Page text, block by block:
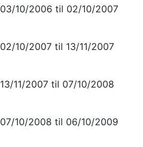
03/10/2006 til 02/10/2007
02/10/2007 til 13/11/2007
13/11/2007 til 07/10/2008
07/10/2008 til 06/10/2009